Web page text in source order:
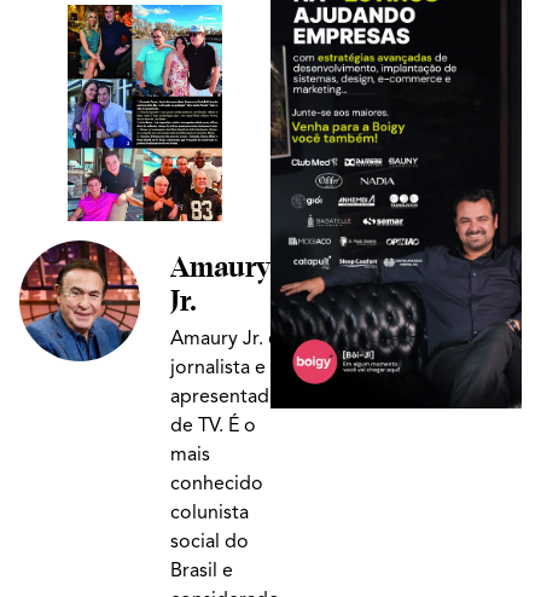
Amaury
Jr.
Amaury Jr. é
jornalista e
apresentador
de TV. É o
mais
conhecido
colunista
social do
Brasil e